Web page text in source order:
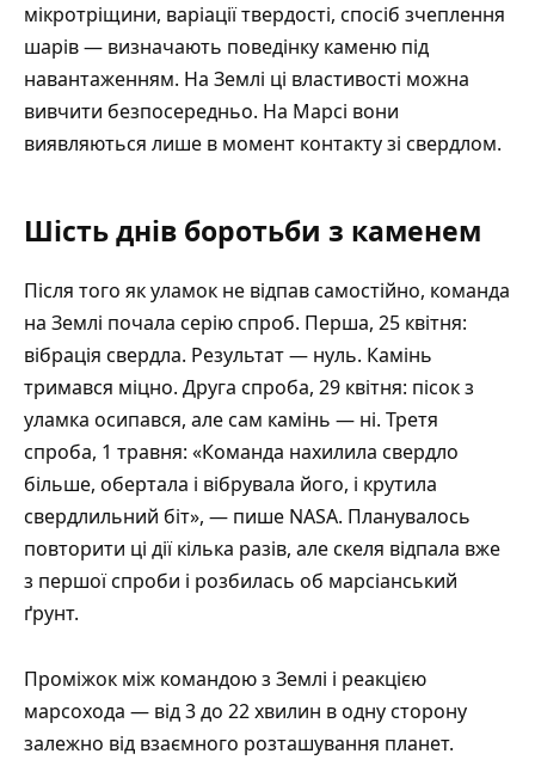
мікротріщини, варіації твердості, спосіб зчеплення
шарів — визначають поведінку каменю під
навантаженням. На Землі ці властивості можна
вивчити безпосередньо. На Марсі вони
виявляються лише в момент контакту зі свердлом.
Шість днів боротьби з каменем
Після того як уламок не відпав самостійно, команда
на Землі почала серію спроб. Перша, 25 квітня:
вібрація свердла. Результат — нуль. Камінь
тримався міцно. Друга спроба, 29 квітня: пісок з
уламка осипався, але сам камінь — ні. Третя
спроба, 1 травня: «Команда нахилила свердло
більше, обертала і вібрувала його, і крутила
свердлильний біт», — пише NASA. Планувалось
повторити ці дії кілька разів, але скеля відпала вже
з першої спроби і розбилась об марсіанський
ґрунт.
Проміжок між командою з Землі і реакцією
марсохода — від 3 до 22 хвилин в одну сторону
залежно від взаємного розташування планет.